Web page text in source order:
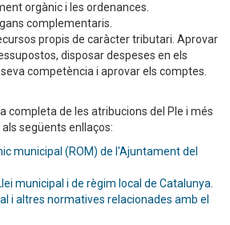
orgànic i les ordenances.
complementaris.
propis de caràcter tributari. Aprovar
disposar despeses en els
competència i aprovar els comptes.
completa de les atribucions del Ple i més
següents enllaços:
municipal (ROM) de l'Ajuntament del
municipal i de règim local de Catalunya
i altres normatives relacionades amb el